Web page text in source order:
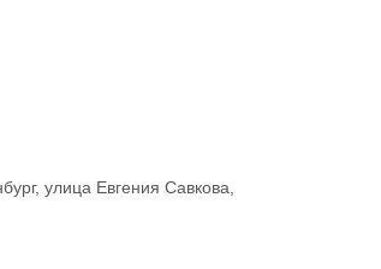
улица Евгения Савкова,